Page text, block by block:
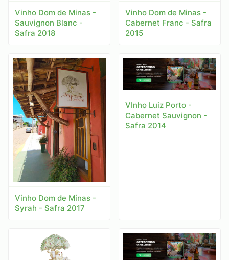
Vinho Dom de Minas -
Sauvignon Blanc -
Safra 2018
Vinho Dom de Minas -
Cabernet Franc - Safra
2015
Vinho Dom de Minas -
Syrah - Safra 2017
VInho Luiz Porto -
Cabernet Sauvignon -
Safra 2014